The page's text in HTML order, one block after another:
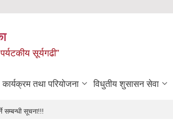
सूर्यगढी”
कार्यक्रम तथा परियोजना विधुतीय शुसासन सेवा
सम्बन्धी सूचना!!!